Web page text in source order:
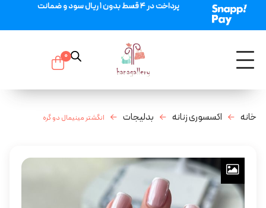
پرداخت در 4 قسط بدون 1 ریال سود و ضمانت
0
خانه اکسسوری زنانه بدلیجات انگشتر مینیمال دو گره